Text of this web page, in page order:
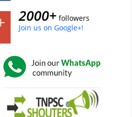
2000+ followers
Join us on Google+!